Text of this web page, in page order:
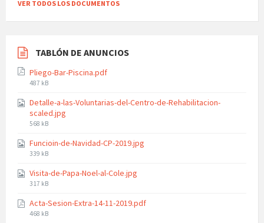
VER TODOS LOS DOCUMENTOS
TABLÓN DE ANUNCIOS
Pliego-Bar-Piscina.pdf
File
487 kB
Detalle-a-las-Voluntarias-del-Centro-de-Rehabilitacion-
scaled.jpg
File
568 kB
Funcioin-de-Navidad-CP-2019.jpg
File
339 kB
Visita-de-Papa-Noel-al-Cole.jpg
File
317 kB
Acta-Sesion-Extra-14-11-2019.pdf
File
468 kB